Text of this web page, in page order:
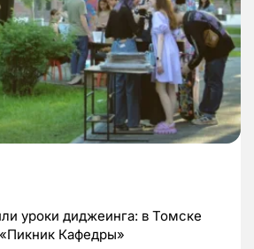
уроки диджеинга: в Томске
Кафедры»